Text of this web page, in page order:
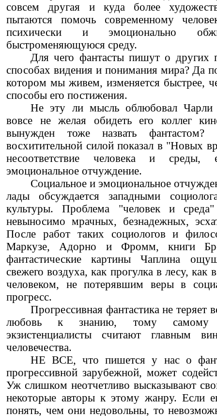
совсем другая и куда более
пытаются помочь современному
психически и эмоционально
быстроменяющуюся среду.
Для чего фантасты пишут о других
способах видения и понимания мира? Да
котором мы живем, изменяется быстрее,
способы его постижения.
Не эту ли мысль облюбовал Чарли
вовсе не желая обидеть его коллег
вынужден тоже назвать
восхитительной силой показал в "Новых
несоответствие человека и среды,
эмоциональное отчуждение.
Социальное и эмоциональное
лады обсуждается западными
культуры. Проблема "человек и
невыносимо мрачных, безнадежных,
После работ таких социологов и
Маркузе, Адорно и Фромм, книги
фантастические картины Чаплина
свежего воздуха, как прогулка в лесу, как
человеком, не потерявшим веры в
прогресс.
Прогрессивная фантастика не теряет
любовь к знанию, тому самому
экзистенциалисты считают главным
человечества.
НЕ ВСЕ, что пишется у нас о
прогрессивной зарубежной, может
Уж слишком неотчетливо высказывают
некоторые авторы к этому жанру. Если
понять, чем они недовольны, то